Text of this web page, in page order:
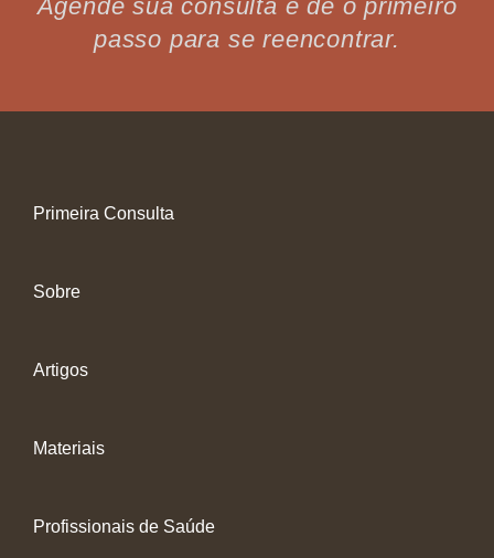
Agende sua consulta e dê o primeiro
passo para se reencontrar.
Primeira Consulta
Sobre
Artigos
Materiais
Profissionais de Saúde